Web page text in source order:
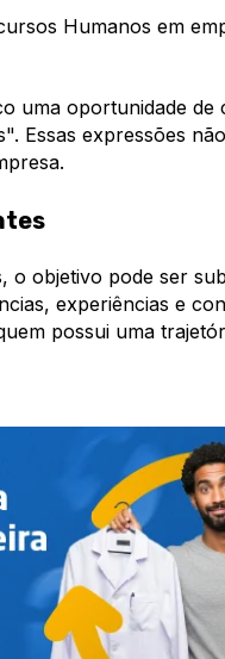
Humanos em
uma oportunidade
Essas expressões
o objetivo pode ser
experiências e
possui uma